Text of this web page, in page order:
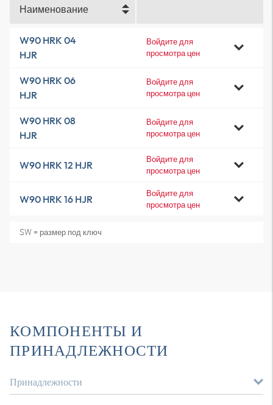
Наименование
W90 HRK 04
HJR
Войдите для
просмотра цен
W90 HRK 06
HJR
Войдите для
просмотра цен
W90 HRK 08
HJR
Войдите для
просмотра цен
W90 HRK 12 HJR
Войдите для
просмотра цен
W90 HRK 16 HJR
Войдите для
просмотра цен
SW = размер под ключ
КОМПОНЕНТЫ И
ПРИНАДЛЕЖНОСТИ
Принадлежности